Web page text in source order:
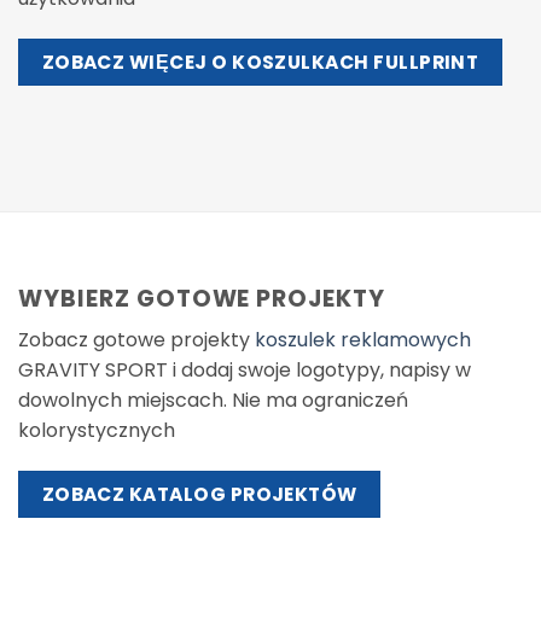
ZOBACZ WIĘCEJ O KOSZULKACH FULLPRINT
WYBIERZ GOTOWE PROJEKTY
Zobacz gotowe projekty koszulek reklamowych
GRAVITY SPORT i dodaj swoje logotypy, napisy w
dowolnych miejscach. Nie ma ograniczeń
kolorystycznych
ZOBACZ KATALOG PROJEKTÓW